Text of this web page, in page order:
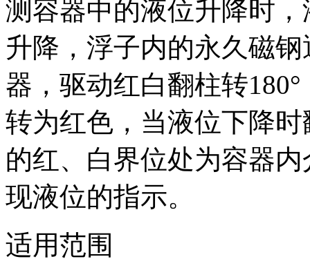
测容器中的液位升降时
升降，浮子内的永久磁
器，驱动红白翻柱转
转为红色，当液位下降
的红、白界位处为容器
现液位的指示。
适用范围